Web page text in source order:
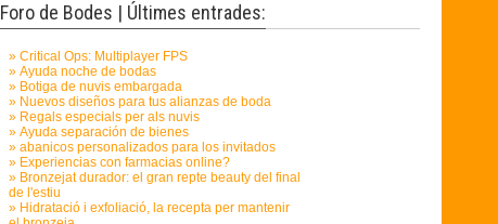
Foro de Bodes | Últimes entrades: